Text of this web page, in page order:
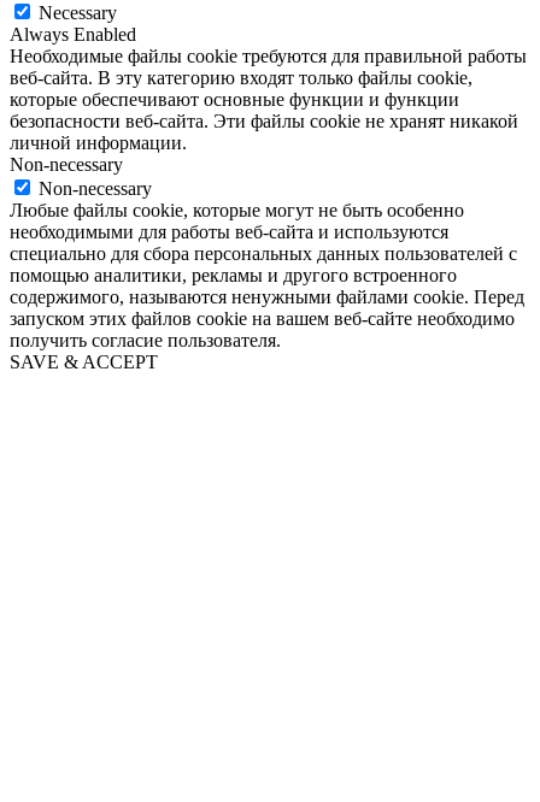
Necessary
Always Enabled
Необходимые файлы cookie требуются для правильной работы
веб-сайта. В эту категорию входят только файлы cookie,
которые обеспечивают основные функции и функции
безопасности веб-сайта. Эти файлы cookie не хранят никакой
личной информации.
Non-necessary
Non-necessary
Любые файлы cookie, которые могут не быть особенно
необходимыми для работы веб-сайта и используются
специально для сбора персональных данных пользователей с
помощью аналитики, рекламы и другого встроенного
содержимого, называются ненужными файлами cookie. Перед
запуском этих файлов cookie на вашем веб-сайте необходимо
получить согласие пользователя.
SAVE & ACCEPT